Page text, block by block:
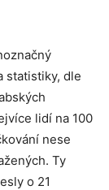
statistiky, dle
lidí na 100
nese
Ty
o 21